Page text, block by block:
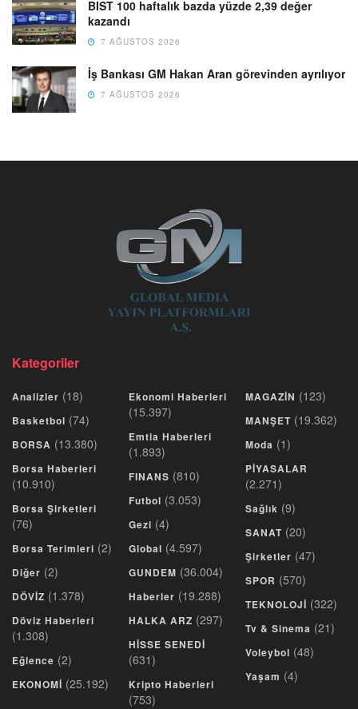
BIST 100 haftalık bazda yüzde 2,39 değer
kazandı
7 AĞUSTOS 2026
İş Bankası GM Hakan Aran görevinden ayrılıyor
7 AĞUSTOS 2026
Kategoriler
Analizler (18)
Basketbol (74)
BORSA (13.380)
Borsa Haberleri
(10.910)
Borsa Şirketleri
(76)
Borsa Terimleri (2)
Diğer (2)
DÖVİZ (1.378)
Döviz Haberleri
(1.308)
Eğlence (2)
EKONOMİ (25.192)
Ekonomi Haberleri
(15.397)
Emtia Haberleri
(1.893)
FINANS (810)
Futbol (3.053)
Gezi (4)
Global (4.597)
GUNDEM (36.004)
Haberler (19.288)
HALKA ARZ (297)
HİSSE SENEDİ
(631)
Kripto Haberleri
(753)
MAGAZİN (123)
MANŞET (19.362)
Moda (1)
PİYASALAR
(2.271)
Sağlık (9)
SANAT (20)
Şirketler (47)
SPOR (570)
TEKNOLOJİ (322)
Tv & Sinema (21)
Voleybol (48)
Yaşam (4)